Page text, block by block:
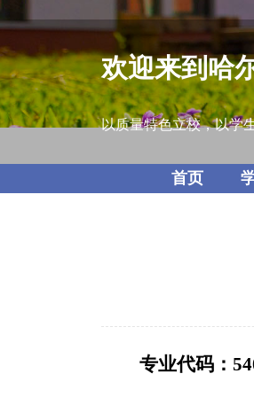
欢迎来到哈
以质量特色立校，以学
首页
专业代码：